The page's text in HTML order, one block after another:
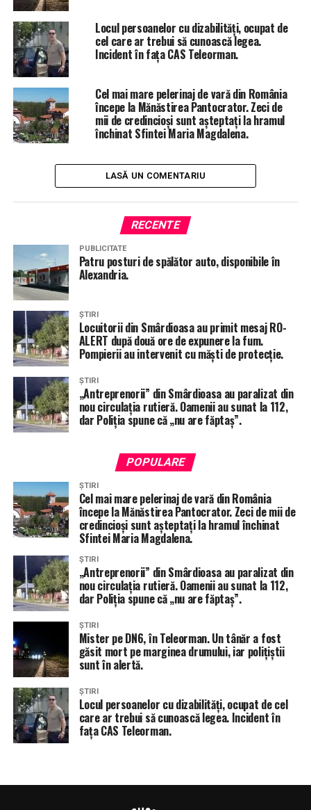
URMĂTORUL ARTICOL
Altercație cu polițiștii în zona Videle. Doi copii mici au
ajuns la spital pentru spălături oculare, după ce au luat
contact cu un spray lacrimogen folosit de agenți/VIDEO
NU RATA
Peretu, Teleorman: Un șofer s-a înfipt cu mașina în
parapetul de metal, ocupanții autoturismului au avut
noroc/FOTO
Locul persoanelor cu dizabilități, ocupat de
cel care ar trebui să cunoască legea.
Incident în fața CAS Teleorman.
Cel mai mare pelerinaj de vară din România
începe la Mănăstirea Pantocrator. Zeci de
mii de credincioși sunt așteptați la hramul
închinat Sfintei Maria Magdalena.
LASĂ UN COMENTARIU
RECENTE
PUBLICITATE
Patru posturi de spălător auto, disponibile în
Alexandria.
ȘTIRI
Locuitorii din Smârdioasa au primit mesaj RO-
ALERT după două ore de expunere la fum.
Pompierii au intervenit cu măști de protecție.
ȘTIRI
„Antreprenorii” din Smârdioasa au paralizat din
nou circulația rutieră. Oamenii au sunat la 112,
dar Poliția spune că „nu are făptaș”.
POPULARE
ȘTIRI
Cel mai mare pelerinaj de vară din România
începe la Mănăstirea Pantocrator. Zeci de mii de
credincioși sunt așteptați la hramul închinat
Sfintei Maria Magdalena.
ȘTIRI
„Antreprenorii” din Smârdioasa au paralizat din
nou circulația rutieră. Oamenii au sunat la 112,
dar Poliția spune că „nu are făptaș”.
ȘTIRI
Mister pe DN6, în Teleorman. Un tânăr a fost
găsit mort pe marginea drumului, iar polițiștii
sunt în alertă.
ȘTIRI
Locul persoanelor cu dizabilități, ocupat de cel
care ar trebui să cunoască legea. Incident în
fața CAS Teleorman.